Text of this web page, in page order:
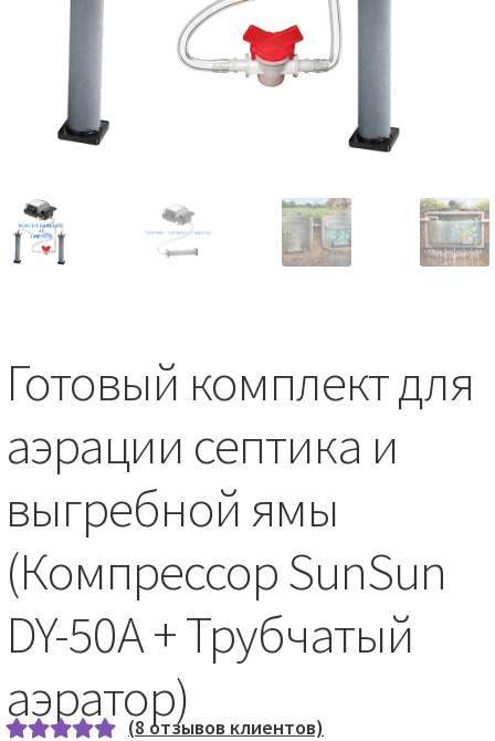
Готовый комплект для
аэрации септика и
выгребной ямы
(Компрессор SunSun
DY-50А + Трубчатый
аэратор)
(8 отзывов клиентов)